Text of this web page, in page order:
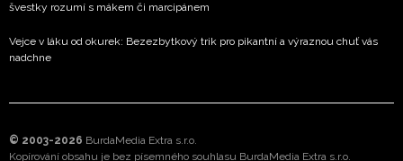
švestky rozumí s mákem či marcipánem
Vejce v láku od okurek: Bezezbytkový trik pro pikantní a výraznou chuť vás
nadchne
© 2003-2026 BurdaMedia Extra s.r.o.
Kopírování obsahu je bez písemného souhlasu BurdaMedia Extra s.r.o.